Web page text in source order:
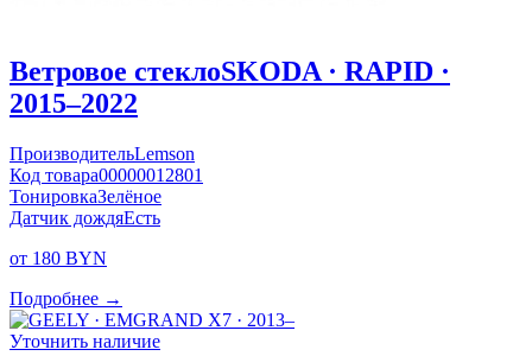
Ветровое стеклоSKODA · RAPID ·
2015–2022
ПроизводительLemson
Код товара00000012801
ТонировкаЗелёное
Датчик дождяЕсть
от 180 BYN
Подробнее →
Уточнить наличие